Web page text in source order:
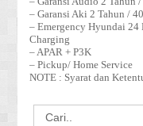
– Garansi Aki 2 Tahun /
– Emergency Hyundai 24
Charging
– APAR + P3K
– Pickup/ Home Service
NOTE : Syarat dan